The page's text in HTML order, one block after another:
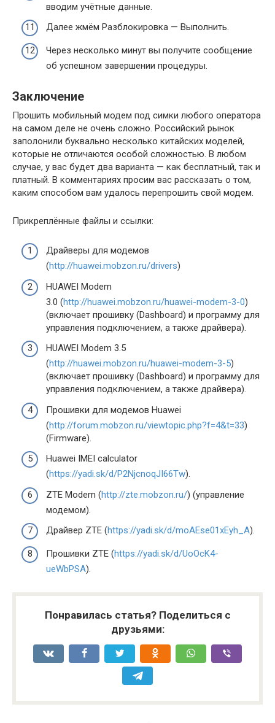
вводим учётные данные.
Далее жмём Разблокировка — Выполнить.
Через несколько минут вы получите сообщение
об успешном завершении процедуры.
Заключение
Прошить мобильный модем под симки любого оператора
на самом деле не очень сложно. Российский рынок
заполонили буквально несколько китайских моделей,
которые не отличаются особой сложностью. В любом
случае, у вас будет два варианта — как бесплатный, так и
платный. В комментариях просим вас рассказать о том,
каким способом вам удалось перепрошить свой модем.
Прикреплённые файлы и ссылки:
Драйверы для модемов
(http://huawei.mobzon.ru/drivers)
HUAWEI Modem
3.0 (http://huawei.mobzon.ru/huawei-modem-3-0)
(включает прошивку (Dashboard) и программу для
управления подключением, а также драйвера).
HUAWEI Modem 3.5
(http://huawei.mobzon.ru/huawei-modem-3-5)
(включает прошивку (Dashboard) и программу для
управления подключением, а также драйвера).
Прошивки для модемов Huawei
(http://forum.mobzon.ru/viewtopic.php?f=4&t=33)
(Firmware).
Huawei IMEI calculator
(https://yadi.sk/d/P2NjcnoqJI66Tw).
ZTE Modem (http://zte.mobzon.ru/) (управление
модемом).
Драйвер ZTE (https://yadi.sk/d/moAEse01xEyh_A).
Прошивки ZTE (https://yadi.sk/d/UoOcK4-
ueWbPSA).
Понравилась статья? Поделиться с
друзьями: